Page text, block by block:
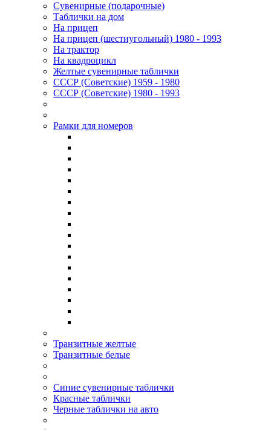
Сувенирные (подарочные)
Таблички на дом
На прицеп
На прицеп (шестиугольный) 1980 - 1993
На трактор
На квадроцикл
Желтые сувенирные таблички
СССР (Советские) 1959 - 1980
СССР (Советские) 1980 - 1993
Рамки для номеров
Транзитные желтые
Транзитные белые
Синие сувенирные таблички
Красные таблички
Черные таблички на авто